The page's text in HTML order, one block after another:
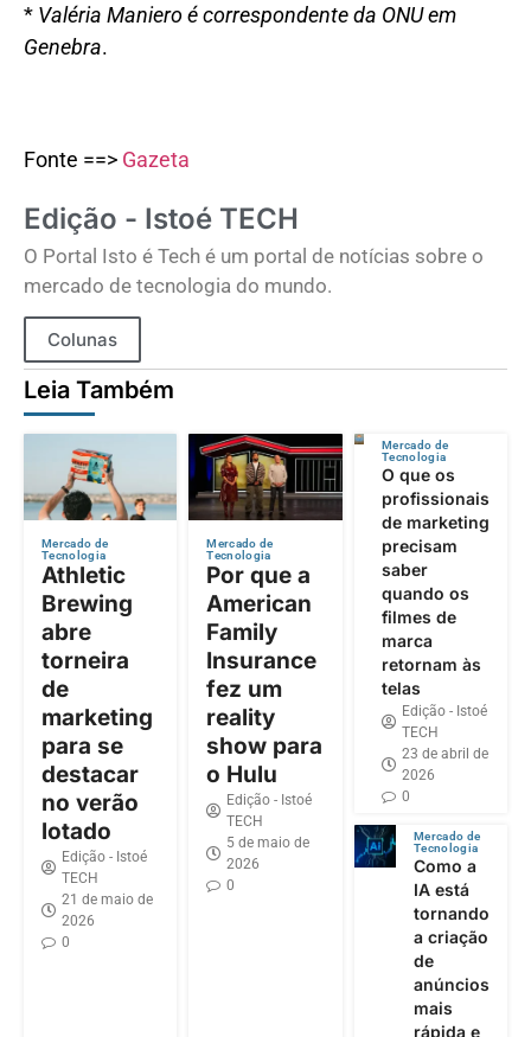
* Valéria Maniero é correspondente da ONU em
Genebra.
Fonte ==> Gazeta
Edição - Istoé TECH
O Portal Isto é Tech é um portal de notícias sobre o
mercado de tecnologia do mundo.
Colunas
Leia Também
Mercado de
Tecnologia
Athletic
Brewing
abre
torneira
de
marketing
para se
destacar
no verão
lotado
Edição - Istoé
TECH
21 de maio de
2026
0
Mercado de
Tecnologia
Por que a
American
Family
Insurance
fez um
reality
show para
o Hulu
Edição - Istoé
TECH
5 de maio de
2026
0
Mercado de
Tecnologia
O que os
profissionais
de marketing
precisam
saber
quando os
filmes de
marca
retornam às
telas
Edição - Istoé
TECH
23 de abril de
2026
0
Mercado de
Tecnologia
Como a
IA está
tornando
a criação
de
anúncios
mais
rápida e